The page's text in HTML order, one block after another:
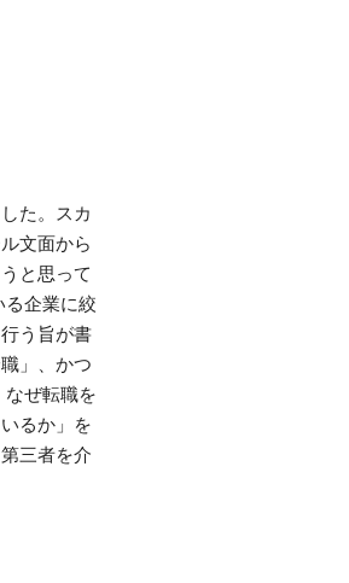
た。スカ
文面から
と思って
企業に絞
う旨が書
」、かつ
ぜ転職を
るか」を
三者を介